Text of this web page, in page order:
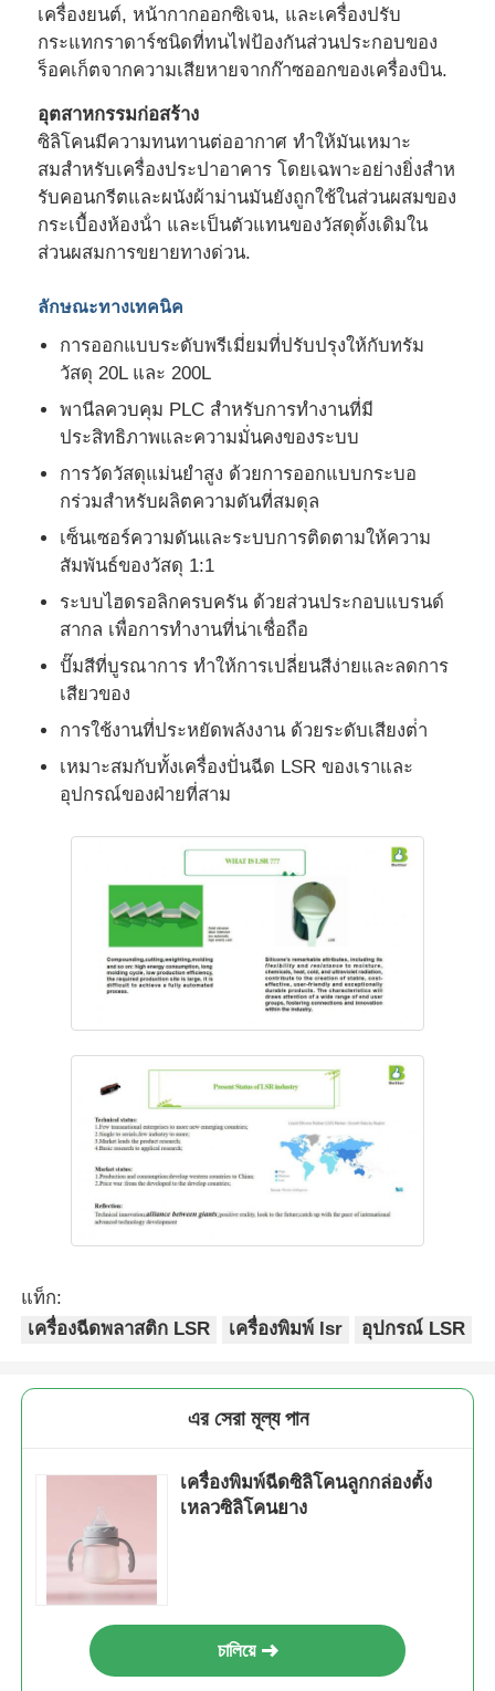
ทัวร์โรงงาน
ควบคุมคุณภาพ
ติดต่อเรา
ทุกกรณี
ขออ้าง
เครื่องฉีดพลาสติก LSR
เครื่องพิมพ์ฉีดซิลิโคน
ระบบการใช้ยา LSR
เครื่องพัดลวดเกิน
อุปกรณ์เสริมเครื่องเจาะ
การพิมพ์ฉีดยางซิลิโคนเหลว
การพิมพ์ซิลิโคนเหลว
เครื่องพิมพ์ฉีดยางซิลิโคน
เครื่องยนต์, หน้ากากออกซิเจน, และเครื่องปรับ
กระแทกราดาร์ชนิดที่ทนไฟป้องกันส่วนประกอบของ
ร็อคเก็ตจากความเสียหายจากก๊าซออกของเครื่องบิน.
อุตสาหกรรมก่อสร้าง
ซิลิโคนมีความทนทานต่ออากาศ ทําให้มันเหมาะ
สมสําหรับเครื่องประปาอาคาร โดยเฉพาะอย่างยิ่งสําห
รับคอนกรีตและผนังผ้าม่านมันยังถูกใช้ในส่วนผสมของ
กระเบื้องห้องน้ํา และเป็นตัวแทนของวัสดุดั้งเดิมใน
ส่วนผสมการขยายทางด่วน.
ลักษณะทางเทคนิค
การออกแบบระดับพรีเมี่ยมที่ปรับปรุงให้กับทรัม
วัสดุ 20L และ 200L
พานีลควบคุม PLC สําหรับการทํางานที่มี
ประสิทธิภาพและความมั่นคงของระบบ
การวัดวัสดุแม่นยําสูง ด้วยการออกแบบกระบอ
กร่วมสําหรับผลิตความดันที่สมดุล
เซ็นเซอร์ความดันและระบบการติดตามให้ความ
สัมพันธ์ของวัสดุ 1:1
ระบบไฮดรอลิกครบครัน ด้วยส่วนประกอบแบรนด์
สากล เพื่อการทํางานที่น่าเชื่อถือ
ปั๊มสีที่บูรณาการ ทําให้การเปลี่ยนสีง่ายและลดการ
เสียวของ
การใช้งานที่ประหยัดพลังงาน ด้วยระดับเสียงต่ํา
เหมาะสมกับทั้งเครื่องปั่นฉีด LSR ของเราและ
อุปกรณ์ของฝ่ายที่สาม
แท็ก:
เครื่องฉีดพลาสติก LSR
เครื่องพิมพ์ lsr อุปกรณ์ LSR
এর সেরা মূল্য পান
เครื่องพิมพ์ฉีดซิลิโคนลูกกล่องตั้ง
เหลวซิลิโคนยาง
চালিয়ে